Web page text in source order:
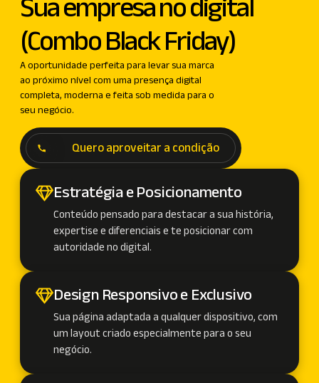
(Combo Black Friday)
A oportunidade perfeita para levar sua marca
ao próximo nível com uma presença digital
completa, moderna e feita sob medida para o
seu negócio.
Quero aproveitar a condição
Estratégia e Posicionamento
Conteúdo pensado para destacar a sua história,
expertise e diferenciais e te posicionar com
autoridade no digital.
Design Responsivo e Exclusivo
Sua página adaptada a qualquer dispositivo, com
um layout criado especialmente para o seu
negócio.